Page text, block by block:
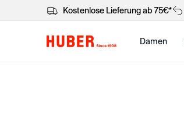
Kostenlose Lieferung ab 75€*
Damen